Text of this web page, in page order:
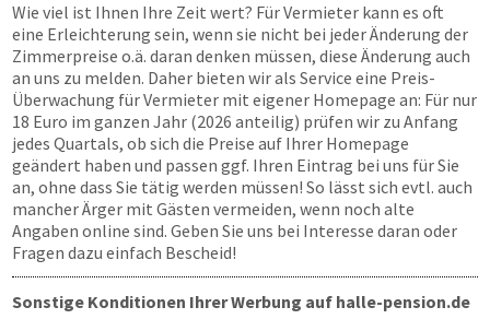
Wie viel ist Ihnen Ihre Zeit wert? Für Vermieter kann es oft
eine Erleichterung sein, wenn sie nicht bei jeder Änderung der
Zimmerpreise o.ä. daran denken müssen, diese Änderung auch
an uns zu melden. Daher bieten wir als Service eine Preis-
Überwachung für Vermieter mit eigener Homepage an: Für nur
18 Euro im ganzen Jahr (2026 anteilig) prüfen wir zu Anfang
jedes Quartals, ob sich die Preise auf Ihrer Homepage
geändert haben und passen ggf. Ihren Eintrag bei uns für Sie
an, ohne dass Sie tätig werden müssen! So lässt sich evtl. auch
mancher Ärger mit Gästen vermeiden, wenn noch alte
Angaben online sind. Geben Sie uns bei Interesse daran oder
Fragen dazu einfach Bescheid!
Sonstige Konditionen Ihrer Werbung auf halle-pension.de